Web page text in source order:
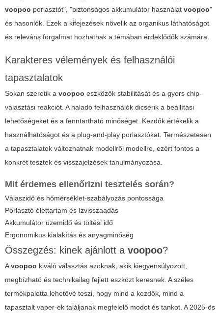
voopoo porlasztót", "biztonságos akkumulátor használat voopoo"
és hasonlók. Ezek a kifejezések növelik az organikus láthatóságot
és releváns forgalmat hozhatnak a témában érdeklődők számára.
Karakteres vélemények és felhasználói
tapasztalatok
Sokan szeretik a voopoo eszközök stabilitását és a gyors chip-
választási reakciót. A haladó felhasználók dicsérik a beállítási
lehetőségeket és a fenntartható minőséget. Kezdők értékelik a
használhatóságot és a plug-and-play porlasztókat. Természetesen
a tapasztalatok változhatnak modellről modellre, ezért fontos a
konkrét tesztek és visszajelzések tanulmányozása.
Mit érdemes ellenőrizni tesztelés során?
Válaszidő és hőmérséklet-szabályozás pontossága
Porlasztó élettartam és ízvisszaadás
Akkumulátor üzemidő és töltési idő
Ergonomikus kialakítás és anyagminőség
Összegzés: kinek ajánlott a voopoo?
Avoopoo kiváló választás azoknak, akik kiegyensúlyozott,
megbízható és technikailag fejlett eszközt keresnek. A széles
termékpaletta lehetővé teszi, hogy mind a kezdők, mind a
tapasztalt vaper-ek találjanak megfelelő modot és tankot. A 2025-ös